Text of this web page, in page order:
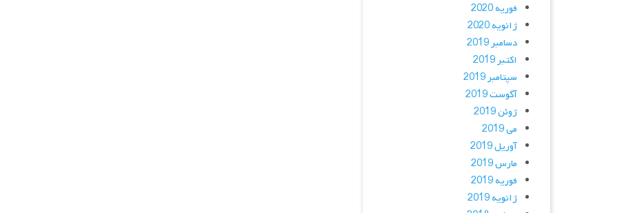
فوریه 2020
ژانویه 2020
دسامبر 2019
اکتبر 2019
سپتامبر 2019
آگوست 2019
ژوئن 2019
می 2019
آوریل 2019
مارس 2019
فوریه 2019
ژانویه 2019